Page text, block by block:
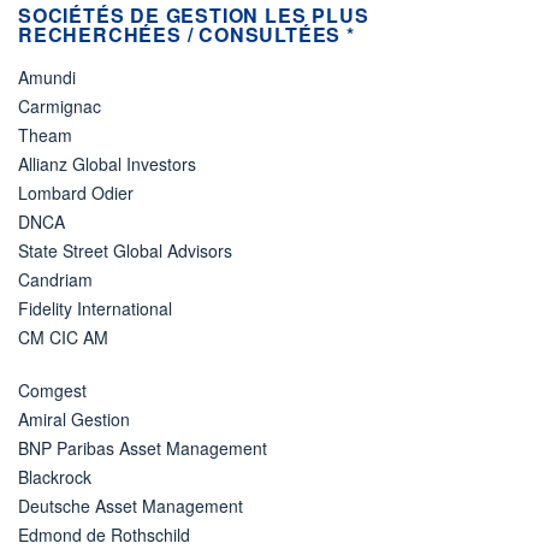
SOCIÉTÉS DE GESTION LES PLUS
RECHERCHÉES / CONSULTÉES *
Amundi
Carmignac
Theam
Allianz Global Investors
Lombard Odier
DNCA
State Street Global Advisors
Candriam
Fidelity International
CM CIC AM
Comgest
Amiral Gestion
BNP Paribas Asset Management
Blackrock
Deutsche Asset Management
Edmond de Rothschild